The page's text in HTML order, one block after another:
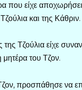
που είχε
και της Κάθριν.
Τζούλια είχε
του Τζον.
προσπάθησε να